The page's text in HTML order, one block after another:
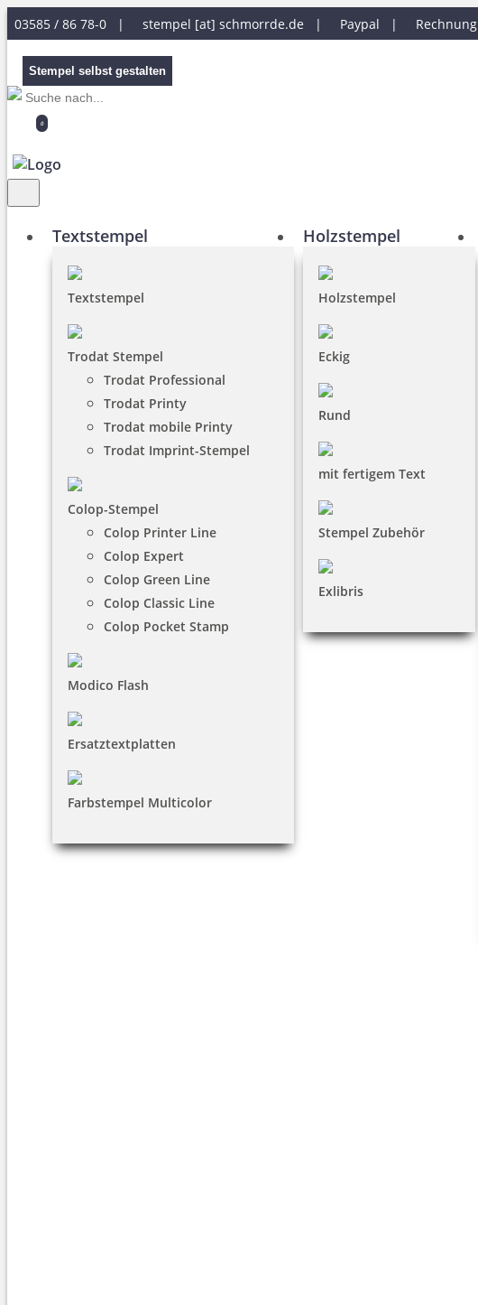
03585 / 86 78-0 | stempel [at] schmorrde.de | Paypal | Rechnung
Stempel selbst gestalten
0
Textstempel
Textstempel
Trodat Stempel
Trodat Professional
Trodat Printy
Trodat mobile Printy
Trodat Imprint-Stempel
Colop-Stempel
Colop Printer Line
Colop Expert
Colop Green Line
Colop Classic Line
Colop Pocket Stamp
Modico Flash
Ersatztextplatten
Farbstempel Multicolor
Holzstempel
Holzstempel
Eckig
Rund
mit fertigem Text
Stempel Zubehör
Exlibris